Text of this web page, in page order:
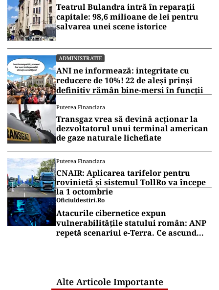
Teatrul Bulandra intră în reparații
capitale: 98,6 milioane de lei pentru
salvarea unei scene istorice
ADMINISTRATIE
ANI ne informează: integritate cu
reducere de 10%! 22 de aleși prinși
definitiv rămân bine-mersi în funcții
Puterea Financiara
Transgaz vrea să devină acționar la
dezvoltatorul unui terminal american
de gaze naturale lichefiate
Puterea Financiara
CNAIR: Aplicarea tarifelor pentru
rovinietă și sistemul TollRo va începe
la 1 octombrie
Oficiuldestiri.ro
Atacurile cibernetice expun
vulnerabilitățile statului român: ANP
repetă scenariul e‑Terra. Ce ascund
Alte Articole Importante